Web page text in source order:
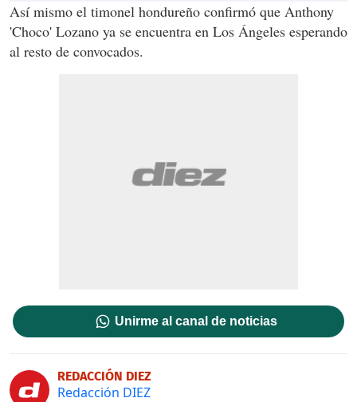
Así mismo el timonel hondureño confirmó que Anthony
'Choco' Lozano ya se encuentra en Los Ángeles esperando
al resto de convocados.
Unirme al canal de noticias
REDACCIÓN DIEZ
Redacción DIEZ